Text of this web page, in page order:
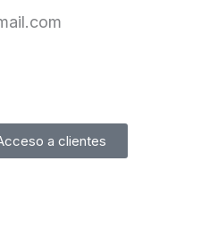
a clientes